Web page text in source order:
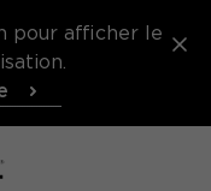
pour afficher le